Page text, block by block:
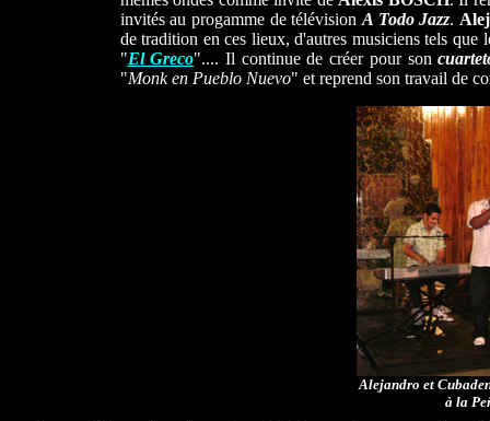
invités au progamme de télévision A Todo Jazz.
de tradition en ces lieux, d'autres musiciens tels que
"El Greco".... Il continue de créer pour son
"Monk en Pueblo Nuevo" et reprend son travail de
Alejandro et
à la